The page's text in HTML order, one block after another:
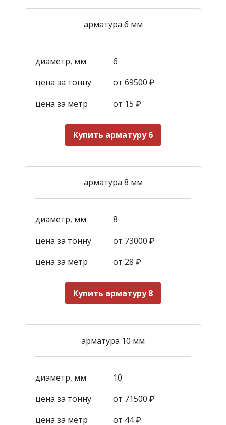
арматура 6 мм
диаметр, мм
6
цена за тонну
от 69500 ₽
цена за метр
от 15 ₽
Купить арматуру 6
арматура 8 мм
диаметр, мм
8
цена за тонну
от 73000 ₽
цена за метр
от 28 ₽
Купить арматуру 8
арматура 10 мм
диаметр, мм
10
цена за тонну
от 71500 ₽
цена за метр
от 44₽